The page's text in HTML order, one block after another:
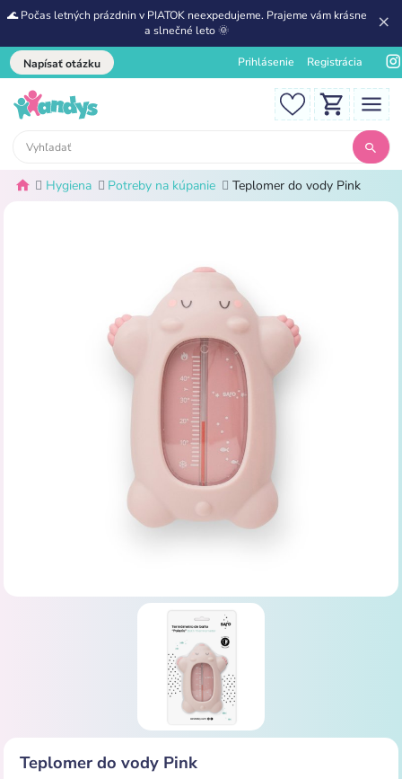
🌊 Počas letných prázdnin v PIATOK neexpedujeme. Prajeme vám krásne
a slnečné leto 🌞
Napísať otázku Prihlásenie Registrácia
Hygiena Potreby na kúpanie Teplomer do vody Pink
Teplomer do vody Pink